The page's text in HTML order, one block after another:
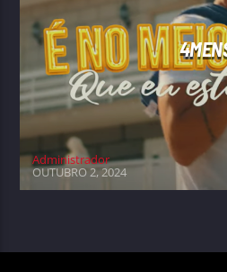
Administrador
OUTUBRO 2, 2024